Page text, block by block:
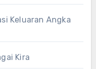
Keluaran Angka
Kira